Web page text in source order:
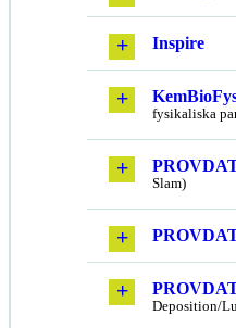
Inspire
fysikaliska
Slam)
Deposition/